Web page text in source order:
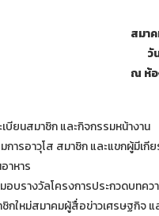
สมา
วั
ณ ห้อ
เบียนสมาชิก และกิจกรรมหน้างาน
การอาวุโส สมาชิก และแขกผู้มีเกี
าหาร
บรางวัลโครงการประกวดบทคว
ชิกใหม่สมาคมผู้สื่อข่าวเศรษฐกิจ